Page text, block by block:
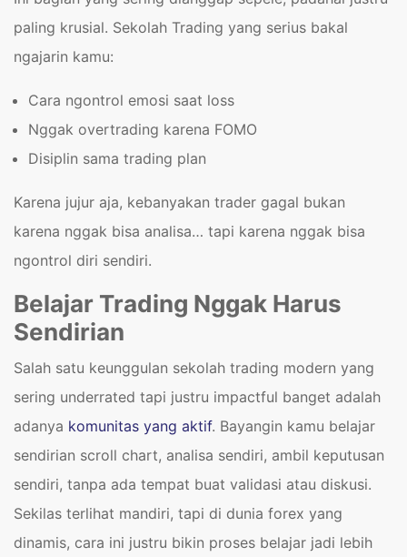
paling krusial. Sekolah Trading yang serius bakal
ngajarin kamu:
Cara ngontrol emosi saat loss
Nggak overtrading karena FOMO
Disiplin sama trading plan
Karena jujur aja, kebanyakan trader gagal bukan
karena nggak bisa analisa… tapi karena nggak bisa
ngontrol diri sendiri.
Belajar Trading Nggak Harus
Sendirian
Salah satu keunggulan sekolah trading modern yang
sering underrated tapi justru impactful banget adalah
adanya komunitas yang aktif. Bayangin kamu belajar
sendirian scroll chart, analisa sendiri, ambil keputusan
sendiri, tanpa ada tempat buat validasi atau diskusi.
Sekilas terlihat mandiri, tapi di dunia forex yang
dinamis, cara ini justru bikin proses belajar jadi lebih